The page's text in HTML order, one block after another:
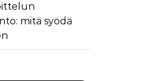
mitä syödä